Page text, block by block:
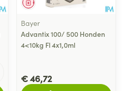
Geneesmiddel
Bayer
Advantix 100/ 500 Honden
4<10kg Fl 4x1,0ml
€ 46,72